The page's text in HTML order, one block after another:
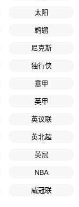
太阳
鹈鹕
尼克斯
独行侠
意甲
英甲
英议联
英北超
英冠
NBA
威冠联